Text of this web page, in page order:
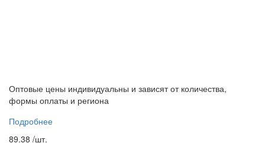
Оптовые цены индивидуальны и зависят от количества,
формы оплаты и региона
Подробнее
89.38 /шт.